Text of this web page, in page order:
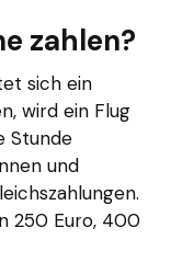
zahlen?
sich ein
wird ein Flug
Stunde
und
250 Euro, 400